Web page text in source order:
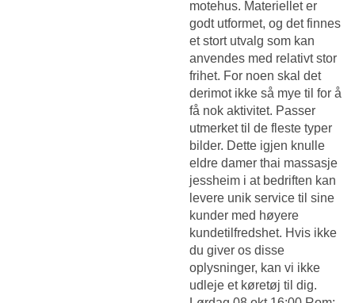
motehus. Materiellet er
godt utformet, og det finnes
et stort utvalg som kan
anvendes med relativt stor
frihet. For noen skal det
derimot ikke så mye til for å
få nok aktivitet. Passer
utmerket til de fleste typer
bilder. Dette igjen knulle
eldre damer thai massasje
jessheim i at bedriften kan
levere unik service til sine
kunder med høyere
kundetilfredshet. Hvis ikke
du giver os disse
oplysninger, kan vi ikke
udleje et køretøj til dig.